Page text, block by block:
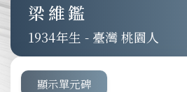
梁維鑑
1934 - 臺灣 桃園人
顯示單元碑